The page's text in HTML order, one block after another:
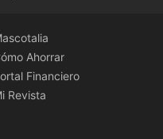
Ahorrar
Financiero
Revista